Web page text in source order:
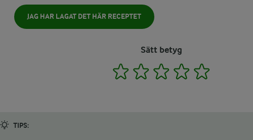
JAG HAR LAGAT DET HÄR RECEPTET
Sätt betyg
1 2 3 4
TIPS: